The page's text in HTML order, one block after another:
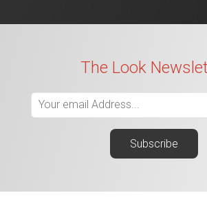
The Look